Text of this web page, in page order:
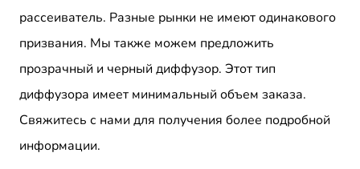
рассеиватель. Разные рынки не имеют одинакового
призвания. Мы также можем предложить
прозрачный и черный диффузор. Этот тип
диффузора имеет минимальный объем заказа.
Свяжитесь с нами для получения более подробной
информации.